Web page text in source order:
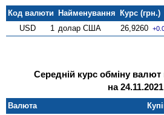
Код валюти Найменування Курс (грн.)
USD
1 долар США 26,9260
Середній курс обміну валют
на 24.11.2021
Валюта